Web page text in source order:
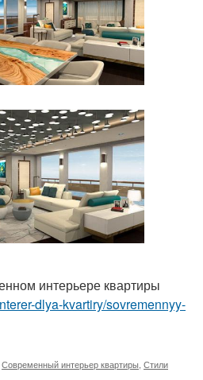
интерьере квартиры
dlya-kvartiry/sovremennyy-
Современный интерьер квартиры Стили